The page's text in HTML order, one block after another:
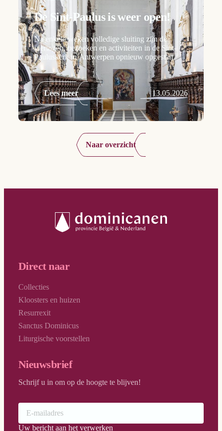
De Sint-Paulus is weer open!
Na enkele weken volledige sluiting zijn de
vieringen, bezoeken en activiteiten in de Sint-
Pauluskerk in Antwerpen opnieuw opgestart.
Lees meer 13.05.2026
Naar overzicht
Direct naar
Collecties
Kloosters en huizen
Resurrexit
Sanctus Dominicus
Liturgische voorstellen
Nieuwsbrief
Schrijf u in om op de hoogte te blijven!
Uw bericht aan het verwerken